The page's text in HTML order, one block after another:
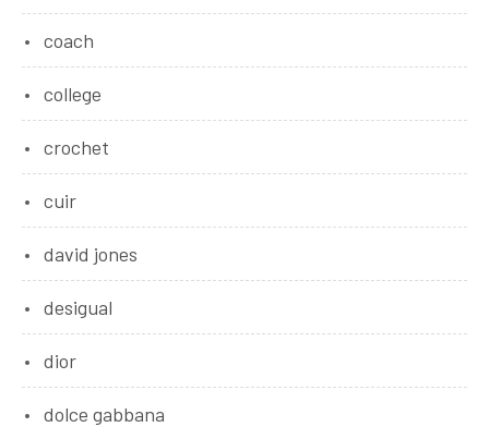
coach
college
crochet
cuir
david jones
desigual
dior
dolce gabbana